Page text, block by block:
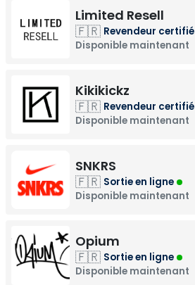
Limited Resell
🇫🇷 Revendeur certifié
Disponible maintenant
Kikikickz
🇫🇷 Revendeur certifié
Disponible maintenant
SNKRS
🇫🇷 Sortie en ligne
Disponible maintenant
Opium
🇫🇷 Sortie en ligne
Disponible maintenant